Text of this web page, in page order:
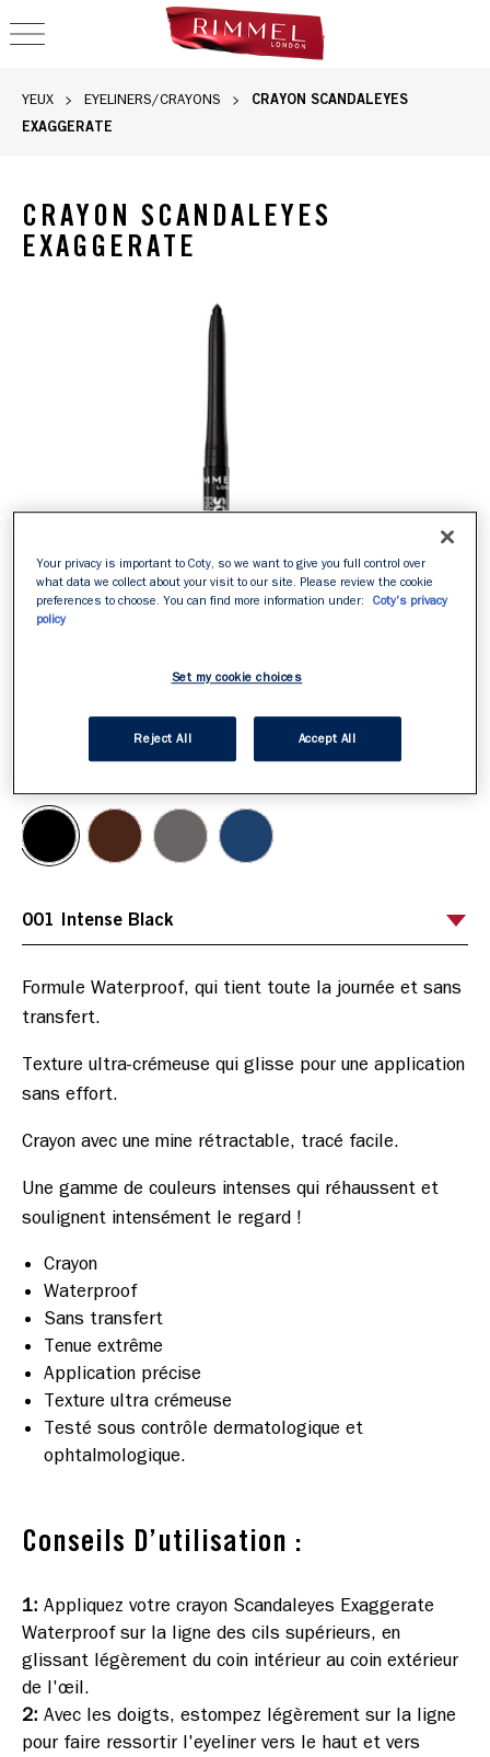
OPEN NAVIGATION
YEUX EYELINERS/CRAYONS
CRAYON SCANDALEYES
EXAGGERATE
CRAYON SCANDALEYES
EXAGGERATE
ITEM 01 (CURRENT SLIDE)
ITEM 02
Formule Waterproof, qui tient toute la journée et sans
Texture ultra-crémeuse qui glisse pour une application
Une gamme de couleurs intenses qui réhaussent et
Crayon
Waterproof
Sans transfert
Tenue extrême
Application précise
Texture ultra crémeuse
Testé sous contrôle dermatologique et
ophtalmologique.
Conseils D’utilisation :
1: Appliquez votre crayon Scandaleyes Exaggerate
Waterproof sur la ligne des cils supérieurs, en
glissant légèrement du coin intérieur au coin extérieur
de l'œil.
2: Avec les doigts, estompez légèrement sur la ligne
pour faire ressortir l'eyeliner vers le haut et vers
Your privacy is important to Coty, so we want to give you full control over
what data we collect about your visit to our site. Please review the cookie
preferences to choose. You can find more information under:
Coty's privacy
policy
Set my cookie choices
Reject All Accept All